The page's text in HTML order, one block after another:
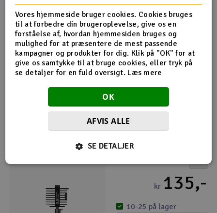
(3)
Køb
Bambu Hotend - A1 Series 0.6mm hærdet
kr135,-
Køb
-
kr 135,-
10-25 på lager
Vores hjemmeside bruger cookies. Cookies bruges
til at forbedre din brugeroplevelse, give os en
forståelse af, hvordan hjemmesiden bruges og
mulighed for at præsentere de mest passende
kampagner og produkter for dig. Klik på "OK" for at
give os samtykke til at bruge cookies, eller tryk på
se detaljer for en fuld oversigt. Læs mere
OK
AFVIS ALLE
SE DETALJER